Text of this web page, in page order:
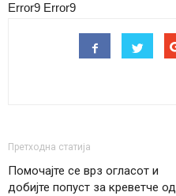
Error9 Error9
Претходна статија
Помочајте се врз огласот и
добијте попуст за креветче од